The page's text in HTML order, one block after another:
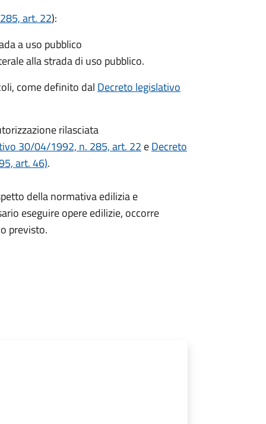
art. 22):
a uso pubblico
alla strada di uso pubblico.
come definito dal Decreto legislativo
rilasciata
30/04/1992, n. 285, art. 22 eDecreto
art. 46).
della normativa edilizia e
eseguire opere edilizie, occorre
previsto.